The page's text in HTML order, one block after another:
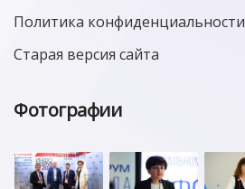
Политика конфиденциальности
Старая версия сайта
Фотографии